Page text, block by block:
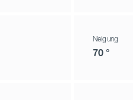
Neigung
70 °